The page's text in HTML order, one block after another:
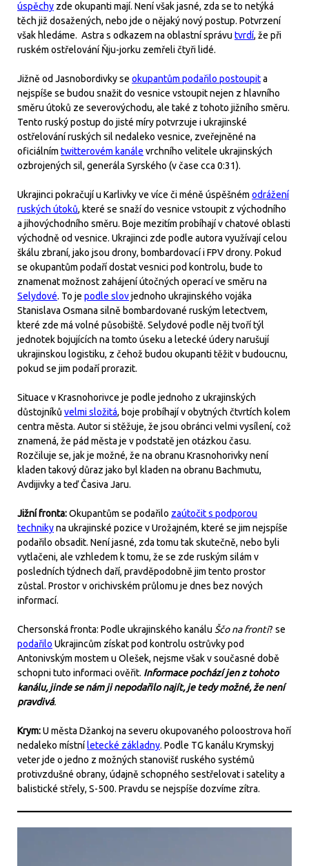
úspěchy zde okupanti mají. Není však jasné, zda se to netýká
těch již dosažených, nebo jde o nějaký nový postup. Potvrzení
však hledáme. Astra s odkazem na oblastní správu tvrdí, že při
ruském ostřelování Ňju-jorku zemřeli čtyři lidé.
Jižně od Jasnobordivky se okupantům podařilo postoupita
nejspíše se budou snažit do vesnice vstoupit nejen z hlavního
směru útoků ze severovýchodu, ale také z tohoto jižního směru.
Tento ruský postup do jisté míry potvrzuje i ukrajinské
ostřelování ruských sil nedaleko vesnice, zveřejněné na
oficiálním twitterovém kanále vrchního velitele ukrajinských
ozbrojených sil, generála Syrského (v čase cca 0:31).
Ukrajinci pokračují u Karlivky ve více či méně úspěšném odrážení
ruských útoků, které se snaží do vesnice vstoupit z východního
a jihovýchodního směru. Boje mezitím probíhají v chatové oblasti
východně od vesnice. Ukrajinci zde podle autora využívají celou
škálu zbraní, jako jsou drony, bombardovací i FPV drony. Pokud
se okupantům podaří dostat vesnici pod kontrolu, bude to
znamenat možnost zahájení útočných operací ve směru na
Selydové. To je podle slovjednoho ukrajinského vojáka
Stanislava Osmana silně bombardované ruským letectvem,
které zde má volné působiště. Selydové podle něj tvoří týl
jednotek bojujících na tomto úseku a letecké údery narušují
ukrajinskou logistiku, z čehož budou okupanti těžit v budoucnu,
pokud se jim podaří prorazit.
Situace v Krasnohorivce je podle jednoho z ukrajinských
důstojníků velmi složitá, boje probíhají v obytných čtvrtích kolem
centra města. Autor si stěžuje, že jsou obránci velmi vysílení, což
znamená, že pád města je v podstatě jen otázkou času.
Rozčiluje se, jak je možné, že na obranu Krasnohorivky není
kladen takový důraz jako byl kladen na obranu Bachmutu,
Avdijivky a teď Časiva Jaru.
Jižní fronta:Okupantům se podařilo zaútočit s podporou
technikyna ukrajinské pozice v Urožajném, které se jim nejspíše
podařilo obsadit. Není jasné, zda tomu tak skutečně, nebo byli
vytlačeni, ale vzhledem k tomu, že se zde ruským silám v
posledních týdnech daří, pravděpodobně jim tento prostor
zůstal. Prostor v orichivském průlomu je dnes bez nových
informací.
Chersonská fronta: Podle ukrajinského kanálu Ščo na fronti? se
podařilo Ukrajincům získat pod kontrolu ostrůvky pod
Antonivským mostem u Olešek, nejsme však v současné době
schopni tuto informaci ověřit. Informace pochází jen z tohoto
kanálu, jinde se nám ji nepodařilo najít, je tedy možné, že není
pravdivá.
Krym:U města Džankoj na severu okupovaného poloostrova hoří
nedaleko místníletecké základny. Podle TG kanálu Krymskyj
veter jde o jedno z možných stanovišť ruského systémů
protivzdušné obrany, údajně schopného sestřelovat i satelity a
balistické střely, S-500. Pravdu se nejspíše dozvíme zítra.